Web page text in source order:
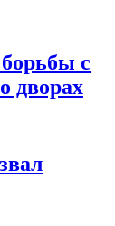
с
дворах